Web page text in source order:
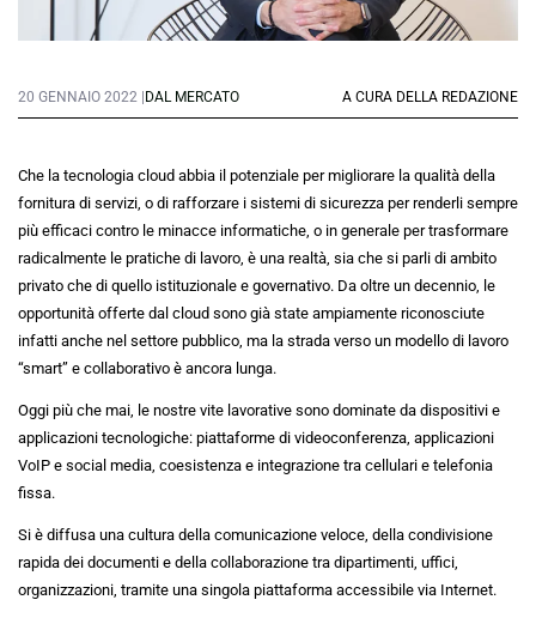
20 GENNAIO 2022 | DAL MERCATO A CURA DELLA REDAZIONE
Che la tecnologia cloud abbia il potenziale per migliorare la qualità della
fornitura di servizi, o di rafforzare i sistemi di sicurezza per renderli sempre
più efficaci contro le minacce informatiche, o in generale per trasformare
radicalmente le pratiche di lavoro, è una realtà, sia che si parli di ambito
privato che di quello istituzionale e governativo. Da oltre un decennio, le
opportunità offerte dal cloud sono già state ampiamente riconosciute
infatti anche nel settore pubblico, ma la strada verso un modello di lavoro
“smart” e collaborativo è ancora lunga.
Oggi più che mai, le nostre vite lavorative sono dominate da dispositivi e
applicazioni tecnologiche: piattaforme di videoconferenza, applicazioni
VoIP e social media, coesistenza e integrazione tra cellulari e telefonia
fissa.
Si è diffusa una cultura della comunicazione veloce, della condivisione
rapida dei documenti e della collaborazione tra dipartimenti, uffici,
organizzazioni, tramite una singola piattaforma accessibile via Internet.